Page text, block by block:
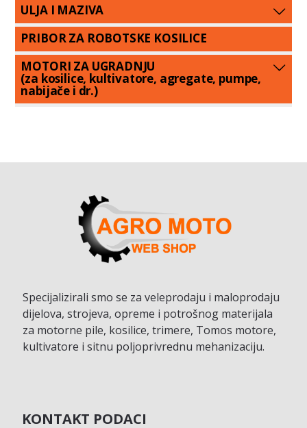
ULJA I MAZIVA
PRIBOR ZA ROBOTSKE KOSILICE
MOTORI ZA UGRADNJU
(za kosilice, kultivatore, agregate, pumpe,
nabijače i dr.)
Specijalizirali smo se za veleprodaju i maloprodaju
dijelova, strojeva, opreme i potrošnog materijala
za motorne pile, kosilice, trimere, Tomos motore,
kultivatore i sitnu poljoprivrednu mehanizaciju.
KONTAKT PODACI